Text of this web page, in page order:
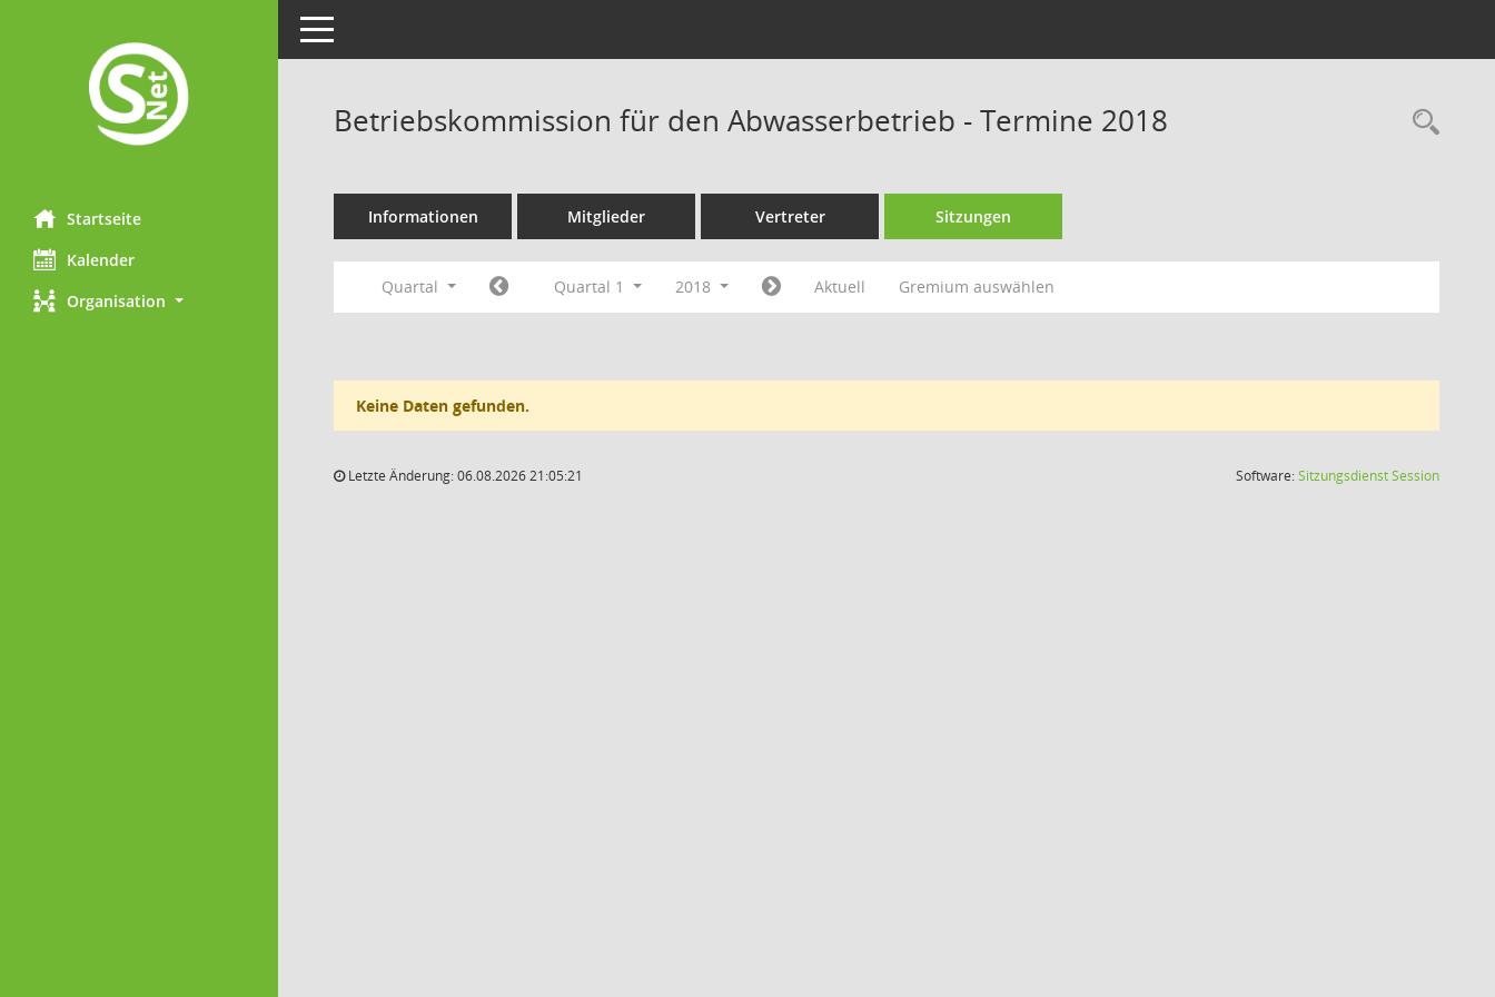
Startseite
Kalender
Organisation
Toggle navigation
Betriebskommission für den Abwasserbetrieb - Termine 2018
Informationen Mitglieder Vertreter Sitzungen
Quartal Quartal 1 2018 Aktuell Gremium auswählen
Keine Daten gefunden.
Letzte Änderung: 06.08.2026 21:05:21 Software:SitzungsdienstSession(Wird in